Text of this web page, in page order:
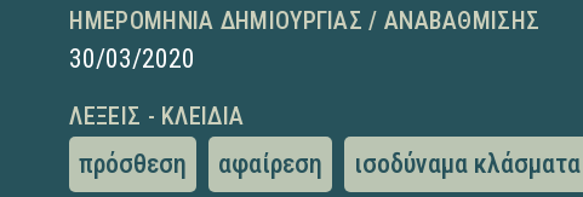
ΗΜΕΡΟΜΗΝΊΑ ΔΗΜΙΟΥΡΓΊΑΣ / ΑΝΑΒΆΘΜΙΣΗΣ
30/03/2020
ΛΈΞΕΙΣ - ΚΛΕΙΔΙΆ
πρόσθεση αφαίρεση ισοδύναμα κλάσματα